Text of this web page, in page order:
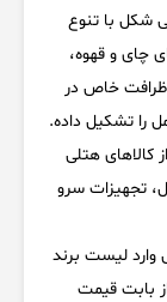
شکل با تنوع
چای و قهوه،
ظرافت خاص در
را تشکیل داده.
کالاهای هتلی
تجهیزات سرو
وارد لیست برند
بابت قیمت